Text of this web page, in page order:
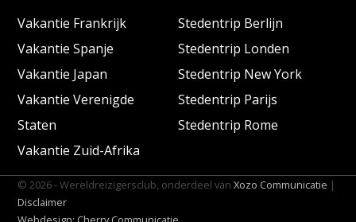
Vakantie Frankrijk
Vakantie Spanje
Vakantie Japan
Vakantie Verenigde
Staten
Vakantie Zuid-Afrika
Stedentrip Berlijn
Stedentrip Londen
Stedentrip New York
Stedentrip Parijs
Stedentrip Rome
© 2026 - Wereldreizigersclub, onderdeel vanXozo Communicatie |
Disclaimer